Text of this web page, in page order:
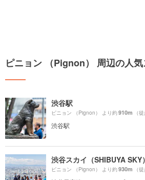
ピニョン （Pignon） 周辺の人気
渋谷駅
ピニョン （Pignon） より約910m （
渋谷駅
渋谷スカイ（SHIBUYA SKY）
ピニョン （Pignon） より約930m （